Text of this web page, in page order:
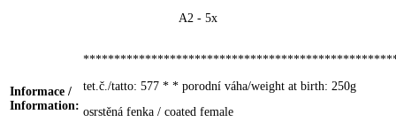
A2 - 5x
Informace /
Information:
tet.č./tatto: 577 * * porodní váha/weight at birth: 250g
osrstěná fenka / coated female